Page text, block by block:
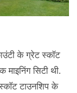
के ग्रेट स्कॉट
सिटी थी.
टाउनशिप के